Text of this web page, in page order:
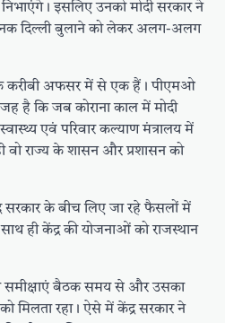
इसलिए उनको मोदी सरकार ने
दिल्ली बुलाने को लेकर अलग-अलग
करीबी अफसर में से एक हैं। पीएमओ
है कि जब कोराना काल में मोदी
एवं परिवार कल्याण मंत्रालय में
वो राज्य के शासन और प्रशासन को
सरकार के बीच लिए जा रहे फैसलों में
ही केंद्र की योजनाओं को राजस्थान
समीक्षाएं बैठक समय से और उसका
मिलता रहा। ऐसे में केंद्र सरकार ने